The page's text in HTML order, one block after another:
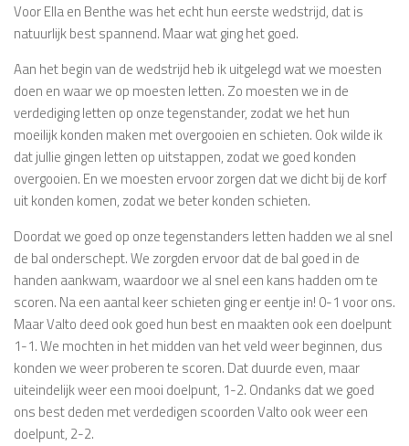
Voor Ella en Benthe was het echt hun eerste wedstrijd, dat is
natuurlijk best spannend. Maar wat ging het goed.
Aan het begin van de wedstrijd heb ik uitgelegd wat we moesten
doen en waar we op moesten letten. Zo moesten we in de
verdediging letten op onze tegenstander, zodat we het hun
moeilijk konden maken met overgooien en schieten. Ook wilde ik
dat jullie gingen letten op uitstappen, zodat we goed konden
overgooien. En we moesten ervoor zorgen dat we dicht bij de korf
uit konden komen, zodat we beter konden schieten.
Doordat we goed op onze tegenstanders letten hadden we al snel
de bal onderschept. We zorgden ervoor dat de bal goed in de
handen aankwam, waardoor we al snel een kans hadden om te
scoren. Na een aantal keer schieten ging er eentje in! 0-1 voor ons.
Maar Valto deed ook goed hun best en maakten ook een doelpunt
1-1. We mochten in het midden van het veld weer beginnen, dus
konden we weer proberen te scoren. Dat duurde even, maar
uiteindelijk weer een mooi doelpunt, 1-2. Ondanks dat we goed
ons best deden met verdedigen scoorden Valto ook weer een
doelpunt, 2-2.